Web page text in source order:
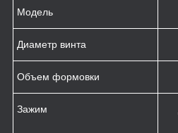
Модель
Диаметр винта
Объем формовки
Зажим